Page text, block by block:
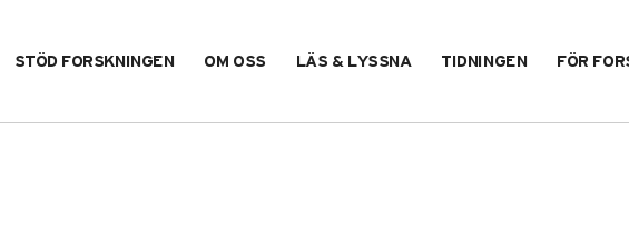
STÖD FORSKNINGEN OM OSS LÄS & LYSSNA TIDNINGEN FÖR